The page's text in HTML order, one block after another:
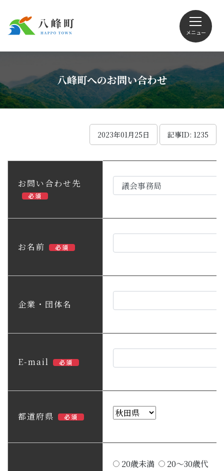
メニュー
Foreign language
観光
八峰町へのお問い合わせ
2023年01月25日 記事ID: 1235
お問い合わせ先
必須
お名前 必須
企業・団体名
E-mail 必須
都道府県 必須
20歳未満
20～30歳代